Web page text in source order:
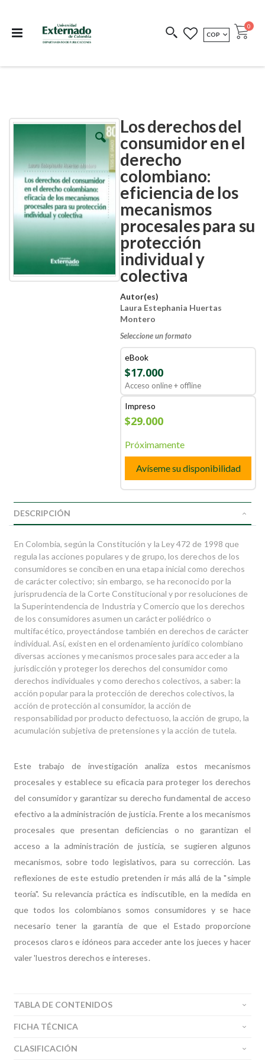
COEDICIONES REDIMIR CÓDIGO
MONEDA
COP Cart
0
Los derechos del
consumidor en el
derecho
colombiano:
eficiencia de los
mecanismos
procesales para su
protección
individual y
colectiva
Autor(es)
Laura Estephania Huertas
Montero
Seleccione un formato
eBook
$17.000
Acceso online + offline
Impreso
$29.000
Próximamente
Avíseme su disponibilidad
Skip
end
of
the
images
gallery
Skip
beginning
of
the
images
gallery
DESCRIPCIÓN
En Colombia, según la Constitución y la Ley 472 de 1998 que
regula las acciones populares y de grupo, los derechos de los
consumidores se conciben en una etapa inicial como derechos
de carácter colectivo; sin embargo, se ha reconocido por la
jurisprudencia de la Corte Constitucional y por resoluciones de
la Superintendencia de Industria y Comercio que los derechos
de los consumidores asumen un carácter poliédrico o
multifacético, proyectándose también en derechos de carácter
individual. Así, existen en el ordenamiento jurídico colombiano
diversas acciones y mecanismos procesales para acceder a la
jurisdicción y proteger los derechos del consumidor como
derechos individuales y como derechos colectivos, a saber: la
acción popular para la protección de derechos colectivos, la
acción de protección al consumidor, la acción de
responsabilidad por producto defectuoso, la acción de grupo, la
acumulación subjetiva de pretensiones y la acción de tutela.
Este trabajo de investigación analiza estos mecanismos
procesales y establece su eficacia para proteger los derechos
del consumidor y garantizar su derecho fundamental de acceso
efectivo a la administración de justicia. Frente a los mecanismos
procesales que presentan deficiencias o no garantizan el
acceso a la administración de justicia, se sugieren algunos
mecanismos, sobre todo legislativos, para su corrección. Las
reflexiones de este estudio pretenden ir más allá de la "simple
teoría". Su relevancia práctica es indiscutible, en la medida en
que todos los colombianos somos consumidores y se hace
necesario tener la garantía de que el Estado proporcione
procesos claros e idóneos para acceder ante los jueces y hacer
valer 'luestros derechos e intereses.
TABLA DE CONTENIDOS
FICHA TÉCNICA
CLASIFICACIÓN